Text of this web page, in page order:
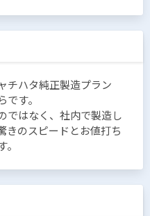
チハタ純正製造プラン
す。
ではなく、社内で製造し
きのスピードとお値打ち